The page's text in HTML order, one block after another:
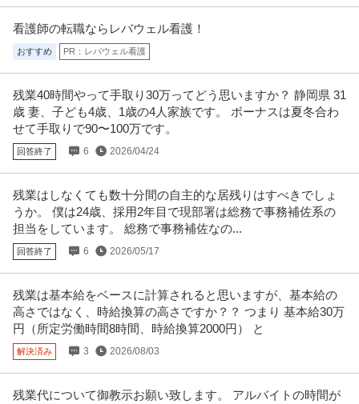
提供：ビズリーチ
御茶ノ水／社会課題の構造化ライター（記者職）在宅勤務中心土
日祝休み
株式会社Ｒｉｄｉｌｏｖｅｒ
年収400万円〜690万円
株式会社Ｒｉｄｉｌｏｖｅｒ 【御茶ノ水】社会課題の構造化ライター（記者
職）◆在宅勤務中心◎土日祝休…続きを見る
移行・定着支援
株式会社Kaien/Kaien秋葉原
正社員 交通費支給 昇給あり 土日休み
月給31.8万円〜38.9万円
就労移行支援事業所にてサービス管理責任者の募集です＠千代田区 【業務内
提供：ケア人材バンク
この条件の求人をもっと見る
看護師の転職ならレバウェル看護！
おすすめ PR：レバウェル看護
残業40時間やって手取り30万ってどう思いますか？ 静岡県 31
歳 妻、子ども4歳、1歳の4人家族です。 ボーナスは夏冬合わ
せて手取りで90〜100万です。
回答終了 6 2026/04/24
残業はしなくても数十分間の自主的な居残りはすべきでしょ
うか。 僕は24歳、採用2年目で現部署は総務で事務補佐系の
担当をしています。 総務で事務補佐なの...
回答終了 6 2026/05/17
残業は基本給をベースに計算されると思いますが、基本給の
高さではなく、時給換算の高さですか？？ つまり 基本給30万
円（所定労働時間8時間、時給換算2000円） と
解決済み 3 2026/08/03
残業代について御教示お願い致します。 アルバイトの時間が